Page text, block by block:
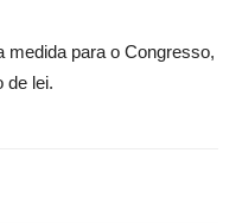
medida para o Congresso,
de lei.